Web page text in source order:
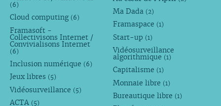
(6)
Cloud computing (6)
Framasoft -
Collectivisons Internet /
Convivialisons Internet
(6)
Inclusion numérique (6)
Jeux libres (5)
Vidéosurveillance (5)
ACTA (5)
Ma Dada (2)
Framaspace (1)
Start-up (1)
Vidéosurveillance
algorithmique (1)
Capitalisme (1)
Monnaie libre (1)
Bureautique libre (1)